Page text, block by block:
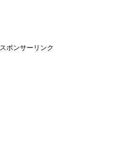
スポンサーリンク